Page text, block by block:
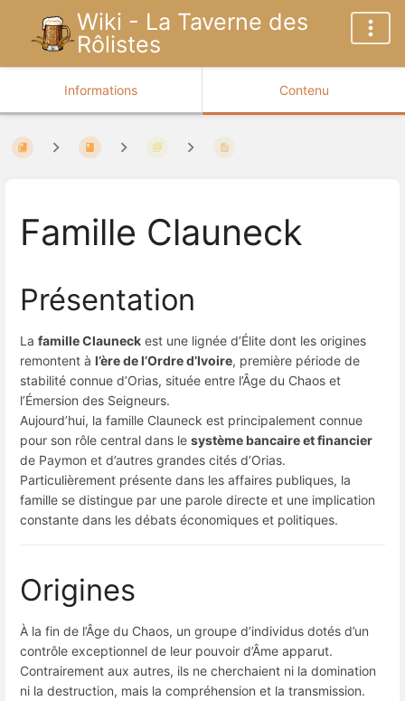
Wiki - La Taverne des
Rôlistes
Informations Contenu
Famille Clauneck
Présentation
La famille Clauneck est une lignée d’Élite dont les origines
remontent à l’ère de l’Ordre d’Ivoire, première période de
stabilité connue d’Orias, située entre l’Âge du Chaos et
l’Émersion des Seigneurs.
Aujourd’hui, la famille Clauneck est principalement connue
pour son rôle central dans le système bancaire et financier
de Paymon et d’autres grandes cités d’Orias.
Particulièrement présente dans les affaires publiques, la
famille se distingue par une parole directe et une implication
constante dans les débats économiques et politiques.
Origines
À la fin de l’Âge du Chaos, un groupe d’individus dotés d’un
contrôle exceptionnel de leur pouvoir d’Âme apparut.
Contrairement aux autres, ils ne cherchaient ni la domination
ni la destruction, mais la compréhension et la transmission.